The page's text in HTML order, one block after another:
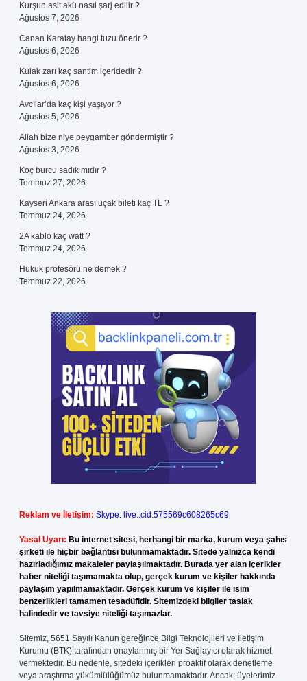
Kurşun asit akü nasıl şarj edilir ?
Ağustos 7, 2026
Canan Karatay hangi tuzu önerir ?
Ağustos 6, 2026
Kulak zarı kaç santim içeridedir ?
Ağustos 6, 2026
Avcılar’da kaç kişi yaşıyor ?
Ağustos 5, 2026
Allah bize niye peygamber göndermiştir ?
Ağustos 3, 2026
Koç burcu sadık mıdır ?
Temmuz 27, 2026
Kayseri Ankara arası uçak bileti kaç TL ?
Temmuz 24, 2026
2A kablo kaç watt ?
Temmuz 24, 2026
Hukuk profesörü ne demek ?
Temmuz 22, 2026
Reklam ve İletişim: Skype: live:.cid.575569c608265c69
Yasal Uyarı: Bu internet sitesi, herhangi bir marka, kurum veya şahıs
şirketi ile hiçbir bağlantısı bulunmamaktadır. Sitede yalnızca kendi
hazırladığımız makaleler paylaşılmaktadır. Burada yer alan içerikler
haber niteliği taşımamakta olup, gerçek kurum ve kişiler hakkında
paylaşım yapılmamaktadır. Gerçek kurum ve kişiler ile isim
benzerlikleri tamamen tesadüfidir. Sitemizdeki bilgiler taslak
halindedir ve tavsiye niteliği taşımazlar.
Sitemiz, 5651 Sayılı Kanun gereğince Bilgi Teknolojileri ve İletişim
Kurumu (BTK) tarafından onaylanmış bir Yer Sağlayıcı olarak hizmet
vermektedir. Bu nedenle, sitedeki içerikleri proaktif olarak denetleme
veya araştırma yükümlülüğümüz bulunmamaktadır. Ancak, üyelerimiz